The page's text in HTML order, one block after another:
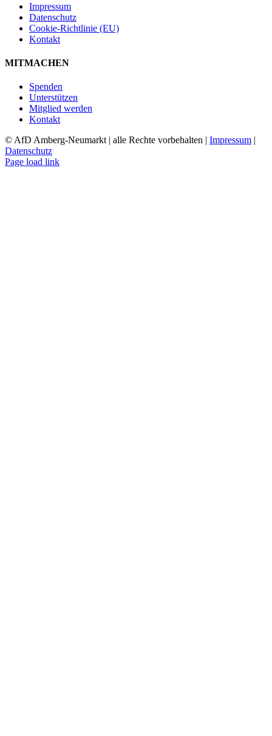
Impressum
Datenschutz
Cookie-Richtlinie (EU)
Kontakt
MITMACHEN
Spenden
Unterstützen
Mitglied werden
Kontakt
© AfD Amberg-Neumarkt | alle Rechte vorbehalten | Impressum |
Datenschutz
Page load link